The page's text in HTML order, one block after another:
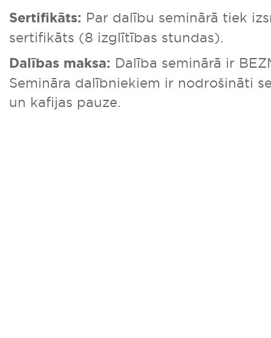
Sertifikāts: Par dalību seminārā tiek
sertifikāts (8 izglītības stundas).
Dalības maksa: Dalība seminārā ir
Semināra dalībniekiem ir nodrošināti
un kafijas pauze.